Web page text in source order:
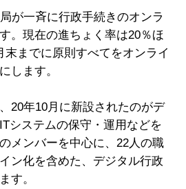
が一斉に行政手続きのオンラ
。現在の進ちょく率は20％ほ
末までに原則すべてをオンライ
します。
20年10月に新設されたのがデ
システムの保守・運用などを
メンバーを中心に、22人の職
ン化を含めた、デジタル行政
す。